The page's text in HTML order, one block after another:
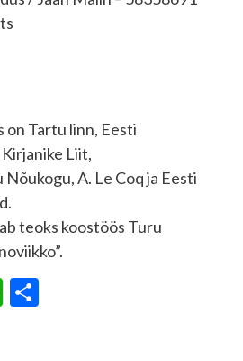
Tartu linn, Eesti
Liit,
A. Le Coq ja Eesti
teoks koostöös Turu
WhatsApp